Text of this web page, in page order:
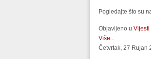
Pogledajte što su
Objavljeno u Vijesti
Više...
Četvrtak, 27 Rujan